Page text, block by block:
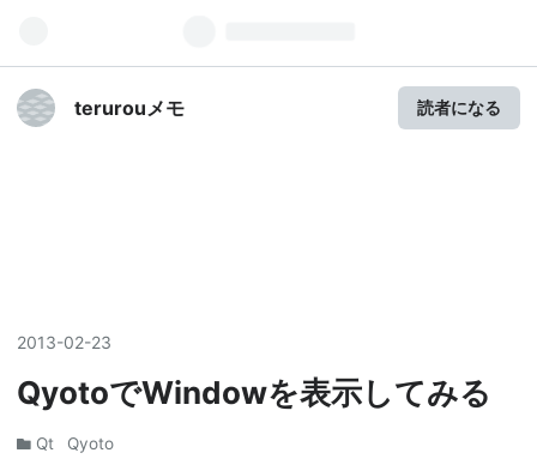
terurouメモ 読者になる
2013-02-23
QyotoでWindowを表示してみる
Qt Qyoto